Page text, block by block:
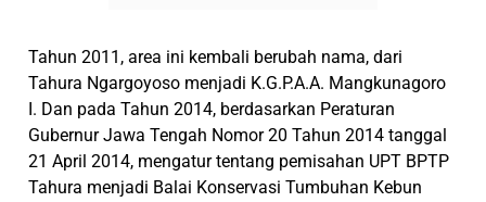
Tahun 2011, area ini kembali berubah nama, dari
Tahura Ngargoyoso menjadi K.G.P.A.A. Mangkunagoro
I. Dan pada Tahun 2014, berdasarkan Peraturan
Gubernur Jawa Tengah Nomor 20 Tahun 2014 tanggal
21 April 2014, mengatur tentang pemisahan UPT BPTP
Tahura menjadi Balai Konservasi Tumbuhan Kebun